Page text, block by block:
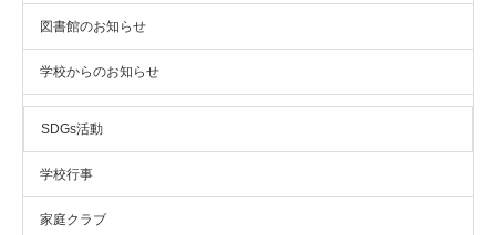
図書館のお知らせ
学校からのお知らせ
SDGs活動
学校行事
家庭クラブ